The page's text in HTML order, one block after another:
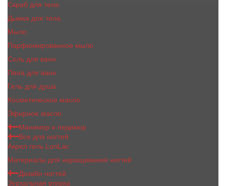
Скраб для тела
Дымка для тела
Мыло
Парфюмированное мыло
Соль для ванн
Пена для ванн
Гель для душа
Косметическое масло
Эфирное масло
Маникюр и педикюр
Все для ногтей
Акрил гель LoriLac
Материалы для наращивания ногтей
Дизайн ногтей
Зеркальная втирка